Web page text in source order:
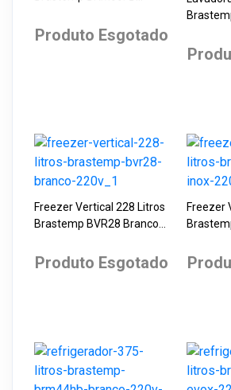
Duplex A+++
Produto Esgotado
Tira
Freezer Vertical 228 Litros
Brastemp BVR28 Branco
Produto Esgotado
Freezer